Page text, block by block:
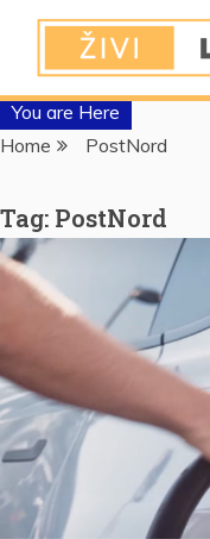
You are Here
Home
PostNord
Tag: PostNord